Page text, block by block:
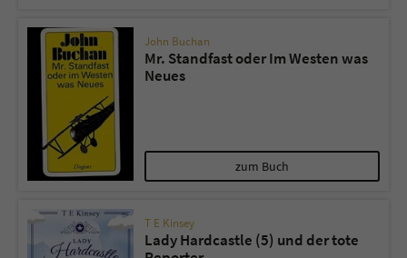
John Buchan
Mr. Standfast oder Im Westen was
Neues
zum Buch
T E Kinsey
Lady Hardcastle (5) und der tote